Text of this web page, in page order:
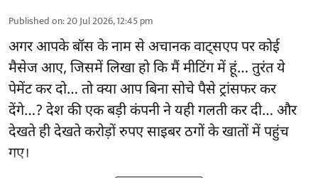
Published on:20 Jul 2026, 12:45 pm
अगर आपके बॉस के नाम से अचानक वाट्सएप पर कोई
मैसेज आए, जिसमें लिखा हो कि मैं मीटिंग में हूं… तुरंत ये
पेमेंट कर दो… तो क्या आप बिना सोचे पैसे ट्रांसफर कर
देंगे…? देश की एक बड़ी कंपनी ने यही गलती कर दी… और
देखते ही देखते करोड़ों रुपए साइबर ठगों के खातों में पहुंच
गए।